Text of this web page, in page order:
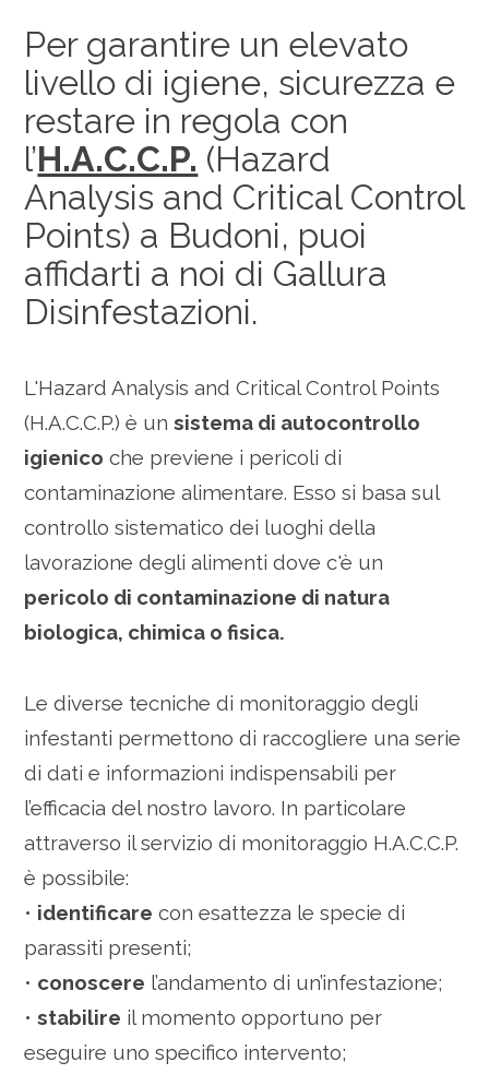
Per garantire un elevato
livello di igiene, sicurezza e
restare in regola con
l’H.A.C.C.P. (Hazard
Analysis and Critical Control
Points) a Budoni, puoi
affidarti a noi di Gallura
Disinfestazioni.
L'Hazard Analysis and Critical Control Points
(H.A.C.C.P.) è unsistema di autocontrollo
igienico che previene i pericoli di
contaminazione alimentare. Esso si basa sul
controllo sistematico dei luoghi della
lavorazione degli alimenti dove c'è un
pericolo di contaminazione di natura
biologica, chimica o fisica.
Le diverse tecniche di monitoraggio degli
infestanti permettono di raccogliere una serie
di dati e informazioni indispensabili per
l’efficacia del nostro lavoro. In particolare
attraverso il servizio di monitoraggio H.A.C.C.P.
è possibile:
• identificare con esattezza le specie di
parassiti presenti;
• conoscere l’andamento di un’infestazione;
•stabilire il momento opportuno per
eseguire uno specifico intervento;